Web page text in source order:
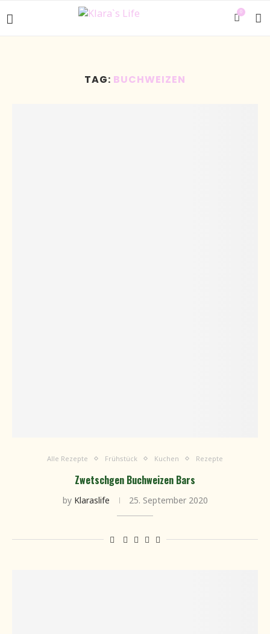
0
TAG: BUCHWEIZEN
Alle Rezepte Frühstück Kuchen Rezepte
Zwetschgen Buchweizen Bars
by Klaraslife 25. September 2020